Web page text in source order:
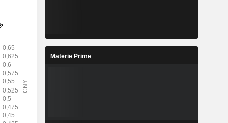
Materie Prime